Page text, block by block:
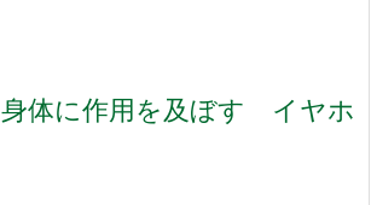
体に作用を及ぼす イヤホ